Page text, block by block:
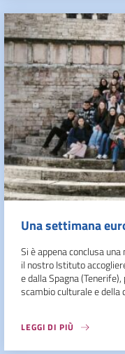
Una settimana
Si è appena conclusa
il nostro Istituto
e dalla Spagna
scambio culturale e della
LEGGI DI PIÙ